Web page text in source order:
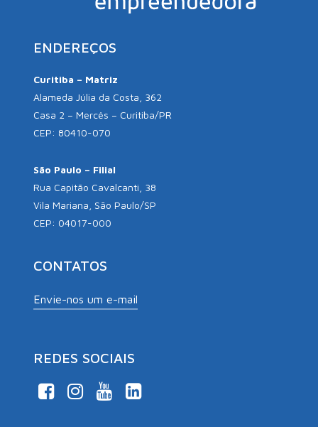
ENDEREÇOS
Curitiba – Matriz
Alameda Júlia da Costa, 362
Casa 2 – Mercês – Curitiba/PR
CEP: 80410-070
São Paulo – Filial
Rua Capitão Cavalcanti, 38
Vila Mariana, São Paulo/SP
CEP: 04017-000
CONTATOS
Envie-nos um e-mail
REDES SOCIAIS